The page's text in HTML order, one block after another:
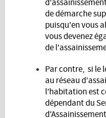
de démarche
puisqu'en vous
vous devenez
de
Par contre, si le
au réseau
l'habitation est
dépendant du